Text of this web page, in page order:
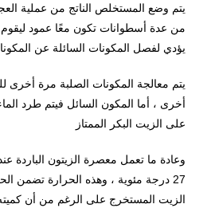
يتم وضع المستخلص الناتج من عملية
من عدة أسطوانات تكون معًا عمود ليقوم
يؤدي لفصل المكونات السائلة عن
يتم معالجة المكونات الصلبة مرة أخرى
أخرى ، أما المكون السائل فيتم طرد
على الزيت البكر الممتاز
وعادة ما تعمل معصرة الزيتون الباردة
27 درجة مئوية ، وهذه الحرارة
الزيت المستخرج على الرغم من أن